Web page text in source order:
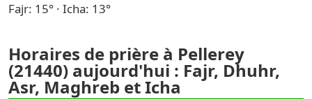
Fajr: 15° · Icha: 13°
Horaires de prière à Pellerey
(21440) aujourd'hui : Fajr, Dhuhr,
Asr, Maghreb et Icha